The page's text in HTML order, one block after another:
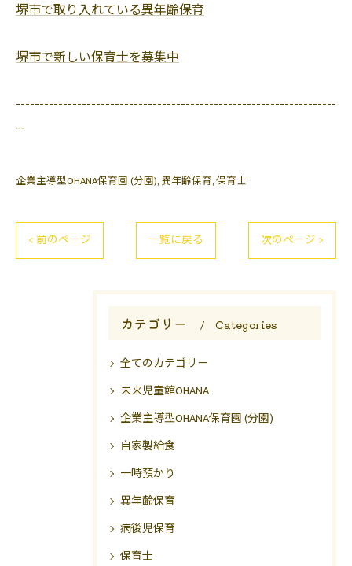
堺市で取り入れている異年齢保育
堺市で新しい保育士を募集中
--------------------------------------------------------------------
--
企業主導型OHANA保育園 (分園) 異年齢保育 保育士
< 前のページ 一覧に戻る 次のページ >
カテゴリー Categories
全てのカテゴリー
未来児童館OHANA
企業主導型OHANA保育園 (分園)
自家製給食
一時預かり
異年齢保育
病後児保育
保育士